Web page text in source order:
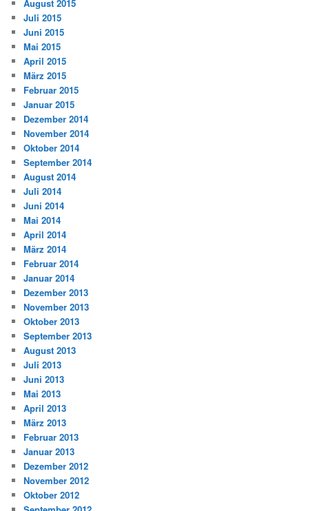
August 2015
Juli 2015
Juni 2015
Mai 2015
April 2015
März 2015
Februar 2015
Januar 2015
Dezember 2014
November 2014
Oktober 2014
September 2014
August 2014
Juli 2014
Juni 2014
Mai 2014
April 2014
März 2014
Februar 2014
Januar 2014
Dezember 2013
November 2013
Oktober 2013
September 2013
August 2013
Juli 2013
Juni 2013
Mai 2013
April 2013
März 2013
Februar 2013
Januar 2013
Dezember 2012
November 2012
Oktober 2012